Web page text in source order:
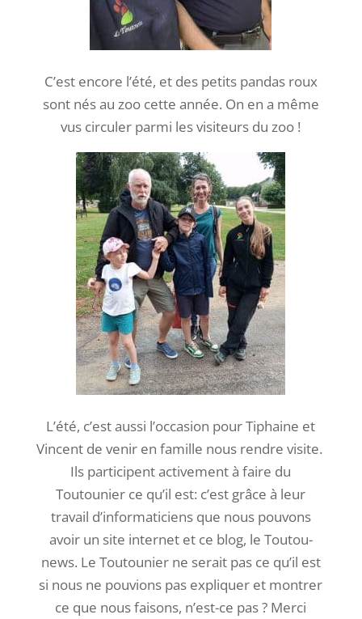
C’est encore l’été, et des petits pandas roux
sont nés au zoo cette année. On en a même
vus circuler parmi les visiteurs du zoo !
L’été, c’est aussi l’occasion pour Tiphaine et
Vincent de venir en famille nous rendre visite.
Ils participent activement à faire du
Toutounier ce qu’il est: c’est grâce à leur
travail d’informaticiens que nous pouvons
avoir un site internet et ce blog, le Toutou-
news. Le Toutounier ne serait pas ce qu’il est
si nous ne pouvions pas expliquer et montrer
ce que nous faisons, n’est-ce pas ? Merci